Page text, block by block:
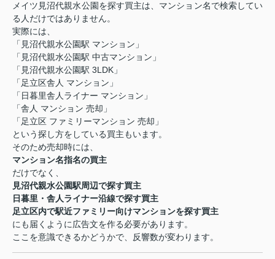
メイツ見沼代親水公園を探す買主は、マンション名で検索してい
る人だけではありません。
実際には、
「見沼代親水公園駅 マンション」
「見沼代親水公園駅 中古マンション」
「見沼代親水公園駅 3LDK」
「足立区舎人 マンション」
「日暮里舎人ライナー マンション」
「舎人 マンション 売却」
「足立区 ファミリーマンション 売却」
という探し方をしている買主もいます。
そのため売却時には、
マンション名指名の買主
だけでなく、
見沼代親水公園駅周辺で探す買主
日暮里・舎人ライナー沿線で探す買主
足立区内で駅近ファミリー向けマンションを探す買主
にも届くように広告文を作る必要があります。
ここを意識できるかどうかで、反響数が変わります。